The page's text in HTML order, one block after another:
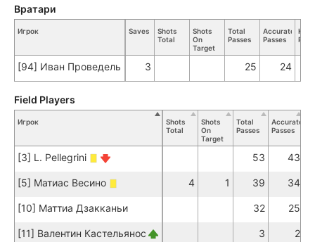
Игрок Saves
Shots
Total
Shots
On
Target
Total
Passes
Accurate
Passes
Key
[94] Иван Проведель 3 25 24
Вратари
Игрок
Shots
Total
Shots
On
Target
Total
Passes
Accurate
Passes
[3] L. Pellegrini 53 43
[5] Матиас Весино 4 1 39 34
[10] Маттиа Дзакканьи 32 25
[11] Валентин Кастельянос 3 2
Field Players